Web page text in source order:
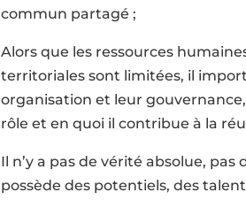
commun partagé ;
Alors que les ressources
territoriales sont limitées, il
organisation et leur
rôle et en quoi il contribue à la
Il n’y a pas de vérité absolue,
possède des potentiels, des